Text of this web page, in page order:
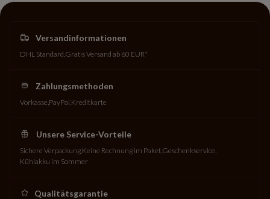
Versandinformationen
DHL Standard Gratis Versand ab 60 EUR*
Zahlungsmethoden
Vorkasse PayPal Kreditkarte
Unsere Service-Vorteile
Sichere Verpackung Keine Rechnung im Paket Geschenkservice
Kühlakku im Sommer
Qualitätsgarantie